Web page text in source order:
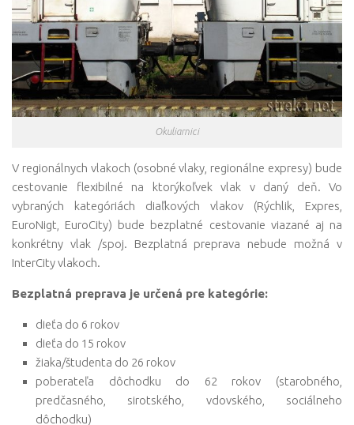
Okuliarnici
V regionálnych vlakoch (osobné vlaky, regionálne expresy) bude
cestovanie flexibilné na ktorýkoľvek vlak v daný deň. Vo
vybraných kategóriách diaľkových vlakov (Rýchlik, Expres,
EuroNigt, EuroCity) bude bezplatné cestovanie viazané aj na
konkrétny vlak /spoj. Bezplatná preprava nebude možná v
InterCity vlakoch.
Bezplatná preprava je určená pre kategórie:
dieťa do 6 rokov
dieťa do 15 rokov
žiaka/študenta do 26 rokov
poberateľa dôchodku do 62 rokov (starobného,
predčasného, sirotského, vdovského, sociálneho
dôchodku)